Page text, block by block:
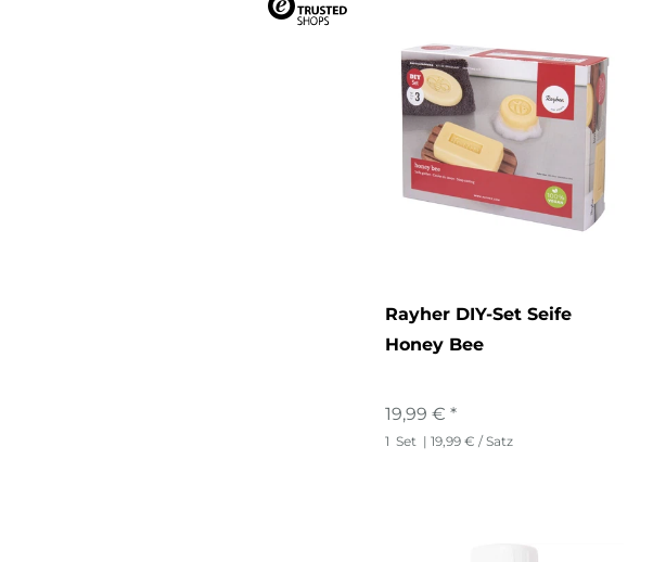
Rayher DIY-Set Seife
Honey Bee
19,99 € *
1 Set | 19,99 € / Satz